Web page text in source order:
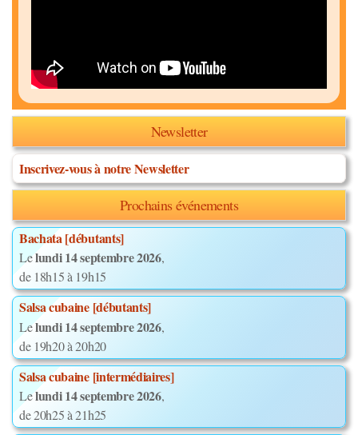
Newsletter
Inscrivez-vous à notre Newsletter
Prochains événements
Bachata [débutants]
Lelundi 14 septembre 2026,
de 18h15 à 19h15
Salsa cubaine [débutants]
Lelundi 14 septembre 2026,
de 19h20 à 20h20
Salsa cubaine [intermédiaires]
Lelundi 14 septembre 2026,
de 20h25 à 21h25